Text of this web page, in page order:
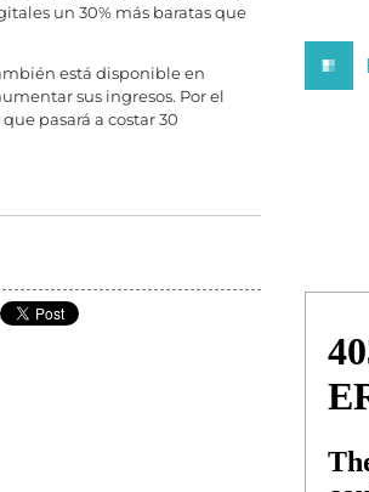
un 30% más baratas que
está disponible en
sus ingresos. Por el
pasará a costar 30